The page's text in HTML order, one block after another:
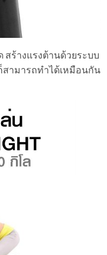
สร้างแรงต้านด้วยระบบ
สามารถทำได้เหมือนกัน